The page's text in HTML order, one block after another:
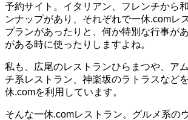
予約サイト。イタリアン、フレンチから
ンナップがあり、それぞれで一休.comレ
プランがあったりと、何か特別な行事が
がある時に使ったりしますよね。
私も、広尾のレストランひらまつや、ア
チ系レストラン、神楽坂のラトラスなど
休.comを利用しています。
そんな一休.comレストラン。グルメ系の